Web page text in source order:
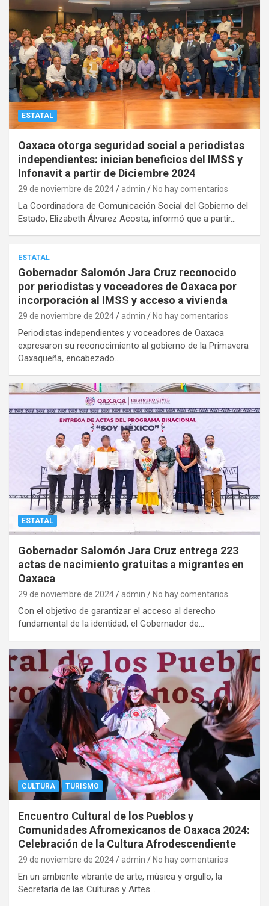
ESTATAL
Oaxaca otorga seguridad social a periodistas
independientes: inician beneficios del IMSS y
Infonavit a partir de Diciembre 2024
29 de noviembre de 2024 admin No hay comentarios
La Coordinadora de Comunicación Social del Gobierno del
Estado, Elizabeth Álvarez Acosta, informó que a partir…
ESTATAL
Gobernador Salomón Jara Cruz reconocido
por periodistas y voceadores de Oaxaca por
incorporación al IMSS y acceso a vivienda
29 de noviembre de 2024 admin No hay comentarios
Periodistas independientes y voceadores de Oaxaca
expresaron su reconocimiento al gobierno de la Primavera
Oaxaqueña, encabezado…
ESTATAL
Gobernador Salomón Jara Cruz entrega 223
actas de nacimiento gratuitas a migrantes en
Oaxaca
29 de noviembre de 2024 admin No hay comentarios
Con el objetivo de garantizar el acceso al derecho
fundamental de la identidad, el Gobernador de…
CULTURA TURISMO
Encuentro Cultural de los Pueblos y
Comunidades Afromexicanos de Oaxaca 2024:
Celebración de la Cultura Afrodescendiente
29 de noviembre de 2024 admin No hay comentarios
En un ambiente vibrante de arte, música y orgullo, la
Secretaría de las Culturas y Artes…